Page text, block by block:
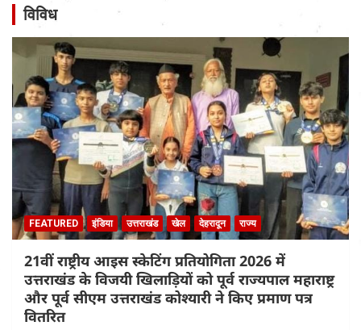
विविध
FEATURED इंडिया उत्तराखंड खेल देहरादून राज्य
21वीं राष्ट्रीय आइस स्केटिंग प्रतियोगिता 2026 में
उत्तराखंड के विजयी खिलाड़ियों को पूर्व राज्यपाल महाराष्ट्र
और पूर्व सीएम उत्तराखंड कोश्यारी ने किए प्रमाण पत्र
वितरित